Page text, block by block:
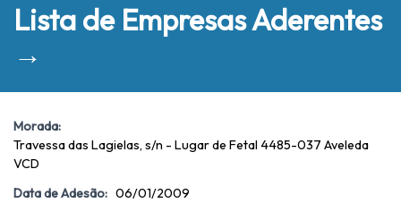
Lista de Empresas Aderentes
→
Morada:
Travessa das Lagielas, s/n - Lugar de Fetal 4485-037 Aveleda
VCD
Data de Adesão: 06/01/2009